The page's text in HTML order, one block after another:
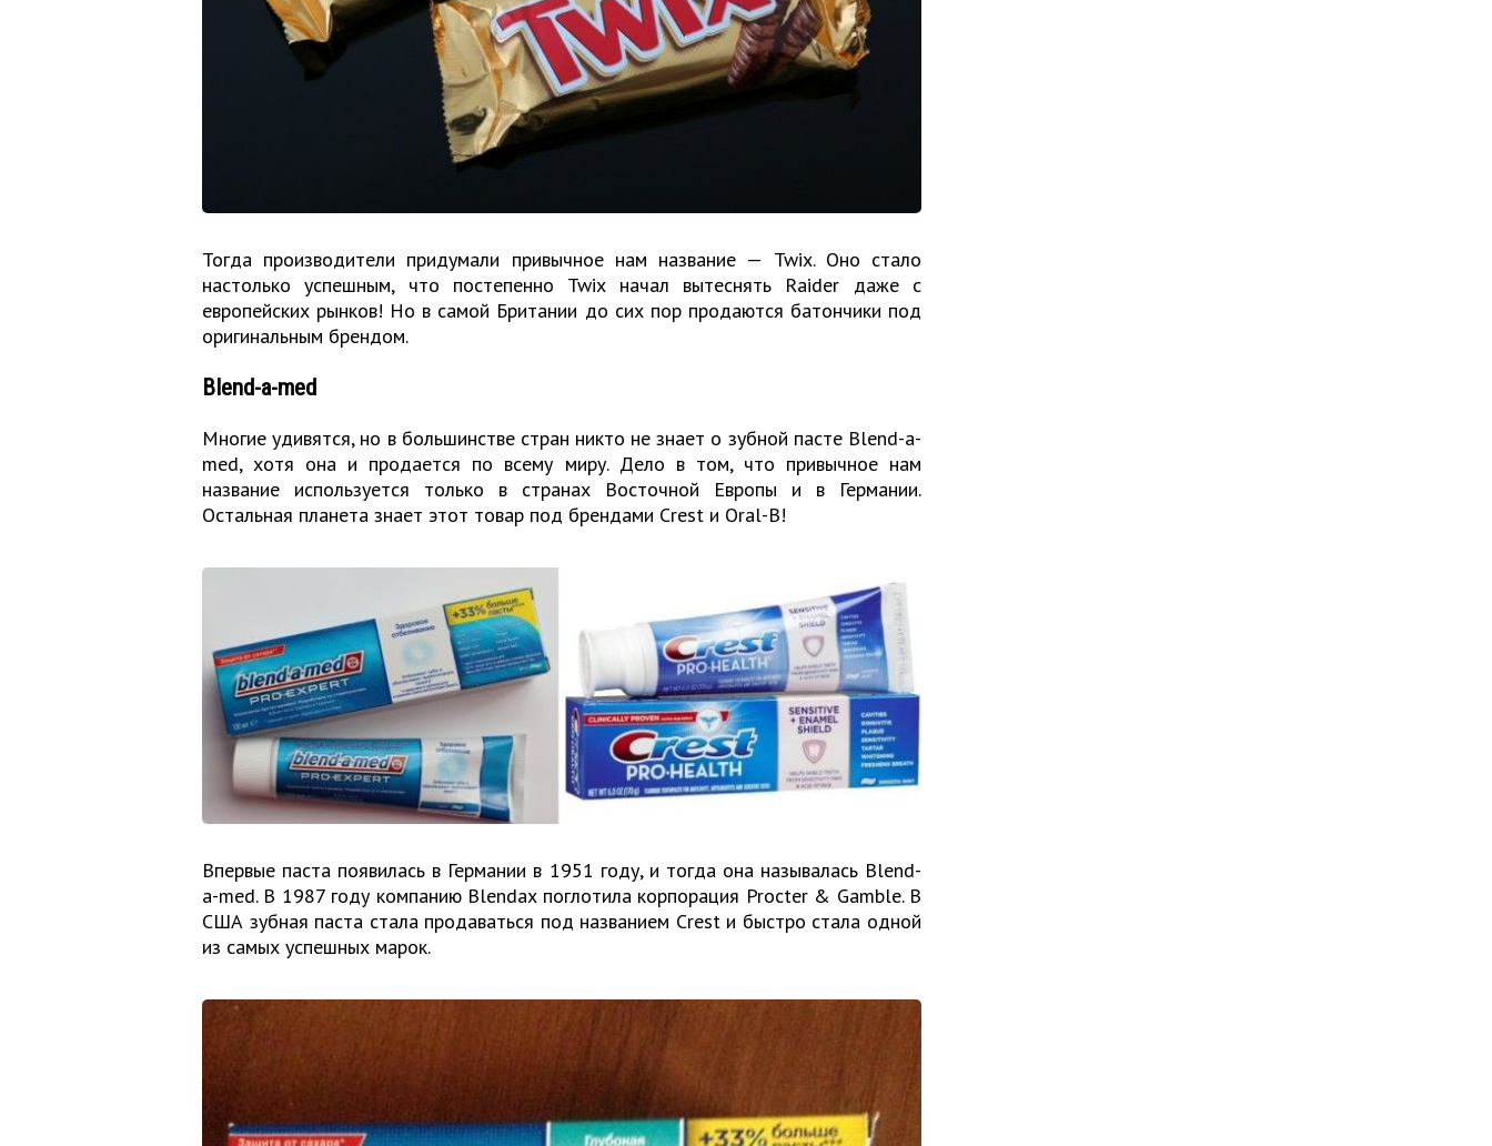
Тогда производители придумали привычное нам название — Twix. Оно стало
настолько успешным, что постепенно Twix начал вытеснять Raider даже с
европейских рынков! Но в самой Британии до сих пор продаются батончики под
оригинальным брендом.
Blend-a-med
Многие удивятся, но в большинстве стран никто не знает о зубной пасте Blend-a-
med, хотя она и продается по всему миру. Дело в том, что привычное нам
название используется только в странах Восточной Европы и в Германии.
Остальная планета знает этот товар под брендами Crest и Oral-B!
Впервые паста появилась в Германии в 1951 году, и тогда она называлась Blend-
a-med. В 1987 году компанию Blendax поглотила корпорация Procter & Gamble. В
США зубная паста стала продаваться под названием Crest и быстро стала одной
из самых успешных марок.